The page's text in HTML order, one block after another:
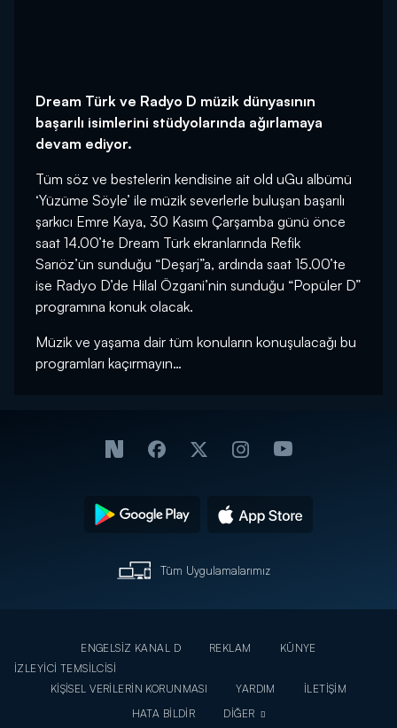
Dream Türk ve Radyo D müzik dünyasının
başarılı isimlerini stüdyolarında ağırlamaya
devam ediyor.
Tüm söz ve bestelerin kendisine ait old uGu albümü
‘Yüzüme Söyle’ ile müzik severlerle buluşan başarılı
şarkıcı Emre Kaya, 30 Kasım Çarşamba günü önce
saat 14.00’te Dream Türk ekranlarında Refik
Sarıöz’ün sunduğu “Deşarj”a, ardında saat 15.00’te
ise Radyo D’de Hilal Özgani’nin sunduğu “Popüler D”
programına konuk olacak.
Müzik ve yaşama dair tüm konuların konuşulacağı bu
programları kaçırmayın…
Tüm Uygulamalarımız
ENGELSİZ KANAL D REKLAM
KÜNYE
İZLEYİCİ TEMSİLCİSİ
KİŞİSEL VERİLERİN KORUNMASI
YARDIM
İLETİŞİM
HATA BİLDİR
DİĞER